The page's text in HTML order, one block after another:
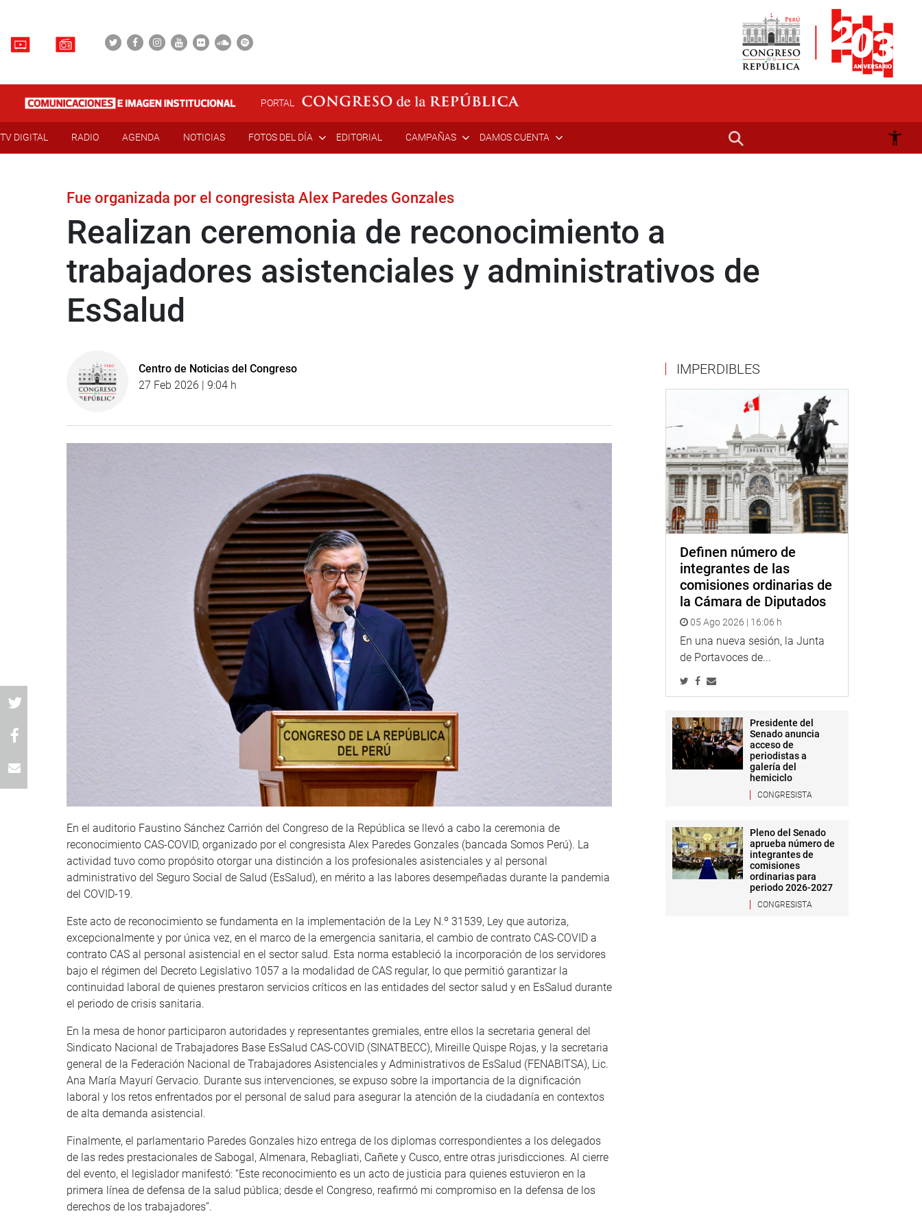
PORTAL
TV DIGITAL RADIO AGENDA NOTICIAS FOTOS DEL DÍA EDITORIAL CAMPAÑAS DAMOS CUENTA
Fue organizada por el congresista Alex Paredes Gonzales
Realizan ceremonia de reconocimiento a
trabajadores asistenciales y administrativos de
EsSalud
Centro de Noticias del Congreso
27 Feb 2026 | 9:04 h
En el auditorio Faustino Sánchez Carrión del Congreso de la República se llevó a cabo la ceremonia de
reconocimiento CAS-COVID, organizado por el congresista Alex Paredes Gonzales (bancada Somos Perú). La
actividad tuvo como propósito otorgar una distinción a los profesionales asistenciales y al personal
administrativo del Seguro Social de Salud (EsSalud), en mérito a las labores desempeñadas durante la pandemia
del COVID-19.
Este acto de reconocimiento se fundamenta en la implementación de la Ley N.º 31539, Ley que autoriza,
excepcionalmente y por única vez, en el marco de la emergencia sanitaria, el cambio de contrato CAS-COVID a
contrato CAS al personal asistencial en el sector salud. Esta norma estableció la incorporación de los servidores
bajo el régimen del Decreto Legislativo 1057 a la modalidad de CAS regular, lo que permitió garantizar la
continuidad laboral de quienes prestaron servicios críticos en las entidades del sector salud y en EsSalud durante
el periodo de crisis sanitaria.
En la mesa de honor participaron autoridades y representantes gremiales, entre ellos la secretaria general del
Sindicato Nacional de Trabajadores Base EsSalud CAS-COVID (SINATBECC), Mireille Quispe Rojas, y la secretaria
general de la Federación Nacional de Trabajadores Asistenciales y Administrativos de EsSalud (FENABITSA), Lic.
Ana María Mayurí Gervacio. Durante sus intervenciones, se expuso sobre la importancia de la dignificación
laboral y los retos enfrentados por el personal de salud para asegurar la atención de la ciudadanía en contextos
de alta demanda asistencial.
Finalmente, el parlamentario Paredes Gonzales hizo entrega de los diplomas correspondientes a los delegados
de las redes prestacionales de Sabogal, Almenara, Rebagliati, Cañete y Cusco, entre otras jurisdicciones. Al cierre
del evento, el legislador manifestó: “Este reconocimiento es un acto de justicia para quienes estuvieron en la
primera línea de defensa de la salud pública; desde el Congreso, reafirmó mi compromiso en la defensa de los
derechos de los trabajadores”.
IMPERDIBLES
Definen número de
integrantes de las
comisiones ordinarias de
la Cámara de Diputados
05 Ago 2026 | 16:06 h
En una nueva sesión, la Junta
de Portavoces de...
Presidente del
Senado anuncia
acceso de
periodistas a
galería del
hemiciclo
CONGRESISTA
Pleno del Senado
aprueba número de
integrantes de
comisiones
ordinarias para
periodo 2026-2027
CONGRESISTA